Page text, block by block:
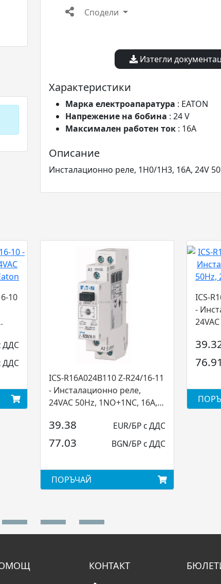
Сподели
Изтегли
Характеристики
Марка електроапаратура : EATON
Напрежение на бобина : 24 V
Максимален работен ток : 16A
Описание
Инсталационно реле, 1H0/1H3, 16А, 24V
10
ДДС
ДДС
ICS-R16A024B110 Z-R24/16-11
- Инсталационно реле,
24VAC 50Hz, 1NO+1NC, 16A, 1
39.38 EUR/БР с ДДС
77.03 BGN/БР с ДДС
ПОРЪЧАЙ
ICS-
-
76.91
КОНТАКТ